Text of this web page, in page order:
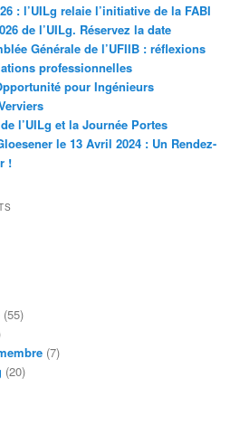
: l’UILg relaie l’initiative de la FABI
de l’UILg. Réservez la date
Générale de l’UFIIB : réflexions
professionnelles
pour Ingénieurs
l’UILg et la Journée Portes
le 13 Avril 2024 : Un Rendez-
!
(55)
(7)
(20)